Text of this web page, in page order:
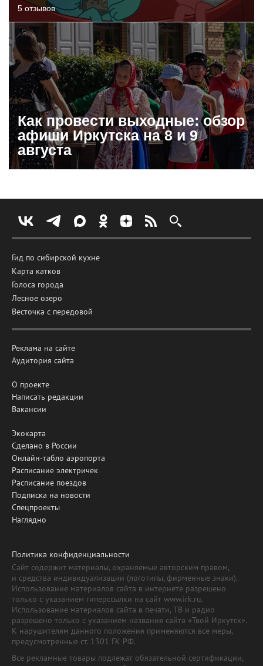
5 отзывов
Как провести выходные: обзор
афиши Иркутска на 8 и 9
августа
Гид по сибирской кухне
Карта катков
Голоса города
Лесное озеро
Весточка с передовой
Реклама на сайте
Аудитория сайта
О проекте
Написать редакции
Вакансии
Экокарта
Сделано в России
Онлайн-табло аэропорта
Расписание электричек
Расписание поездов
Подписка на новости
Спецпроекты
Наглядно
Политика конфиденциальности
Сайт содержит материалы, охраняемые авторским правом,
и средства индивидуализации (логотипы, фирменные знаки).
Использование материалов сайта в интернете разрешено
только с указанием гиперссылки на сайт www.irk.ru.
Использование материалов сайта в печати, ТВ и радио
разрешено только с указанием названия сайта «Твой Иркутск».
К нарушителям данного положения применяются все меры,
предусмотренные ст. 1301 ГК РФ.
Все рекламные товары подлежат обязательной сертификации,